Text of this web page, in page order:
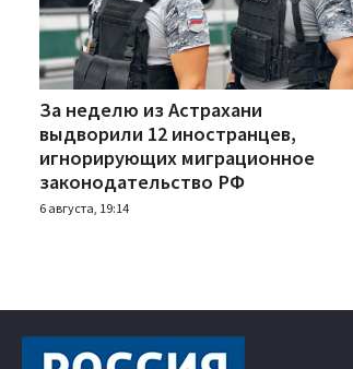
За неделю из Астрахани
выдворили 12 иностранцев,
игнорирующих миграционное
законодательство РФ
6 августа, 19:14